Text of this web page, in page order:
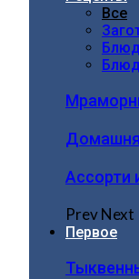
Все
Ассорти
PrevNext
Первое